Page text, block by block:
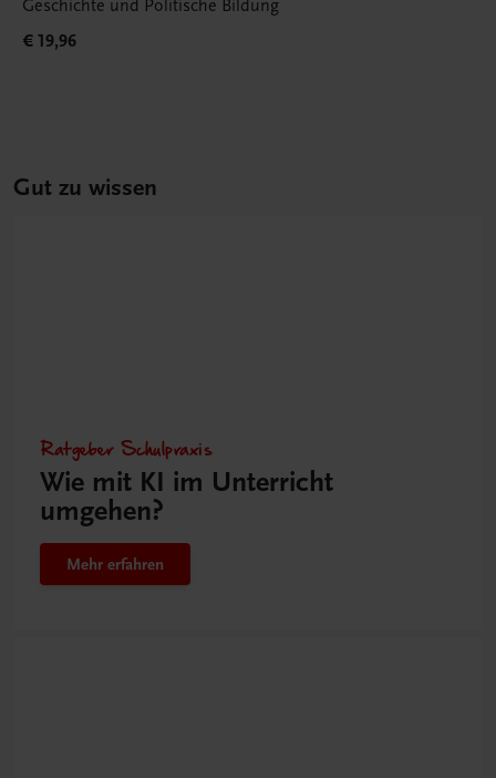
Geschichte und Politische Bildung
€ 19,96
Gut zu wissen
Ratgeber Schulpraxis
Wie mit KI im Unterricht
umgehen?
Mehr erfahren